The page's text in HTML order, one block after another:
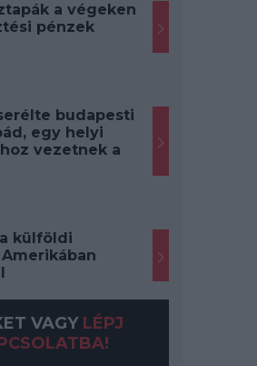
a végeken
pénzek
budapesti
egy helyi
vezetnek a
külföldi
VAGY LÉPJ